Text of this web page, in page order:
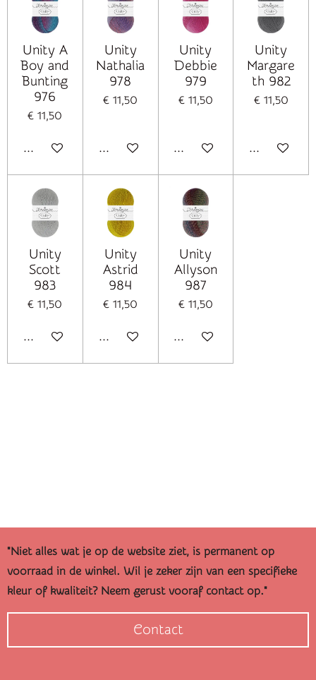
Unity A
Boy and
Bunting
976
€ 11,50
In winkelwagen
Unity
Nathalia
978
€ 11,50
In winkelwagen
Unity
Debbie
979
€ 11,50
In winkelwagen
Unity
Margare
th 982
€ 11,50
In
Unity
Scott
983
€ 11,50
In winkelwagen
Unity
Astrid
984
€ 11,50
In winkelwagen
Unity
Allyson
987
€ 11,50
In winkelwagen
"Niet alles wat je op de website ziet, is permanent op
voorraad in de winkel. Wil je zeker zijn van een specifieke
kleur of kwaliteit? Neem gerust vooraf contact op."
Contact